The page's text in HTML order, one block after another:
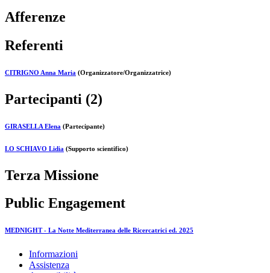
Afferenze
Referenti
CITRIGNO Anna Maria (Organizzatore/Organizzatrice)
Partecipanti (2)
GIRASELLA Elena (Partecipante)
LO SCHIAVO Lidia (Supporto scientifico)
Terza Missione
Public Engagement
MEDNIGHT - La Notte Mediterranea delle Ricercatrici ed. 2025
Informazioni
Assistenza